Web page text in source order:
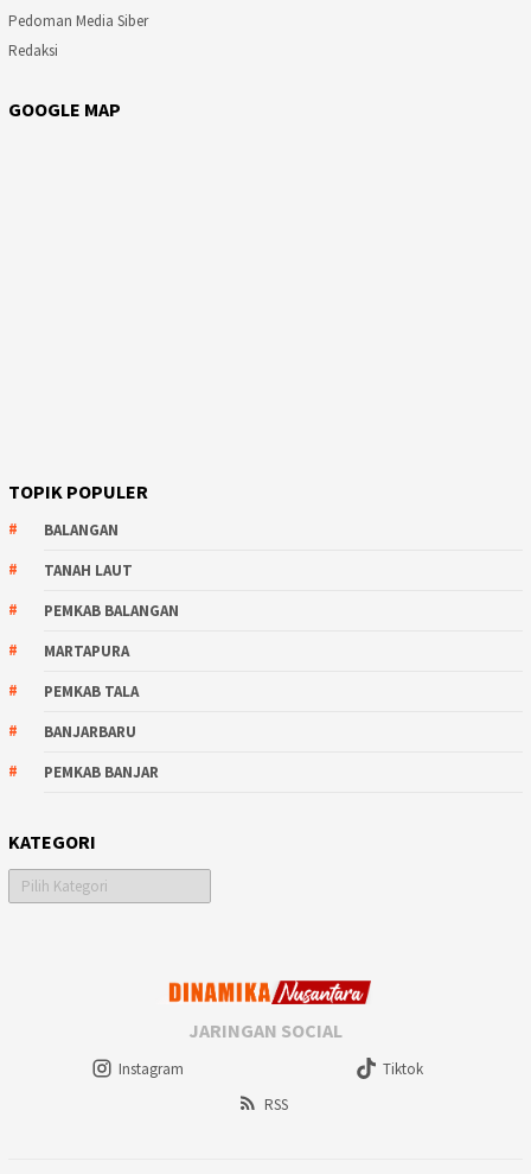
Pedoman Media Siber
Redaksi
GOOGLE MAP
TOPIK POPULER
BALANGAN
TANAH LAUT
PEMKAB BALANGAN
MARTAPURA
PEMKAB TALA
BANJARBARU
PEMKAB BANJAR
KATEGORI
Kategori
JARINGAN SOCIAL
Instagram
Tiktok
RSS